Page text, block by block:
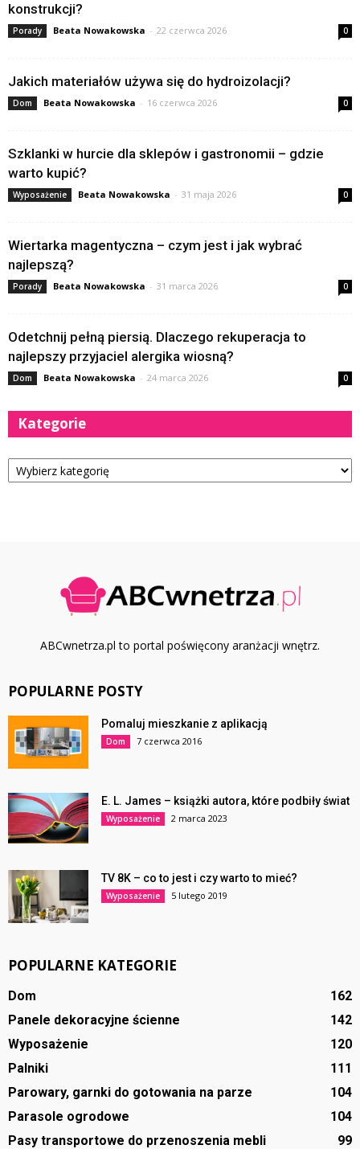
konstrukcji?
Porady Beata Nowakowska - 22 czerwca 2026 0
Jakich materiałów używa się do hydroizolacji?
Dom Beata Nowakowska - 16 czerwca 2026 0
Szklanki w hurcie dla sklepów i gastronomii – gdzie
warto kupić?
Wyposażenie Beata Nowakowska - 31 maja 2026 0
Wiertarka magentyczna – czym jest i jak wybrać
najlepszą?
Porady Beata Nowakowska - 31 marca 2026 0
Odetchnij pełną piersią. Dlaczego rekuperacja to
najlepszy przyjaciel alergika wiosną?
Dom Beata Nowakowska - 24 marca 2026 0
Kategorie
Kategorie
ABCwnetrza.pl to portal poświęcony aranżacji wnętrz.
POPULARNE POSTY
Pomaluj mieszkanie z aplikacją
Dom 7 czerwca 2016
E. L. James – książki autora, które podbiły świat
Wyposażenie 2 marca 2023
TV 8K – co to jest i czy warto to mieć?
Wyposażenie 5 lutego 2019
POPULARNE KATEGORIE
Dom
162
Panele dekoracyjne ścienne
142
Wyposażenie
120
Palniki
111
Parowary, garnki do gotowania na parze
104
Parasole ogrodowe
104
Pasy transportowe do przenoszenia mebli
99